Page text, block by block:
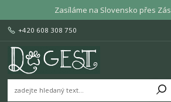
Zasíláme na Slovensko přes
+420 608 308 750